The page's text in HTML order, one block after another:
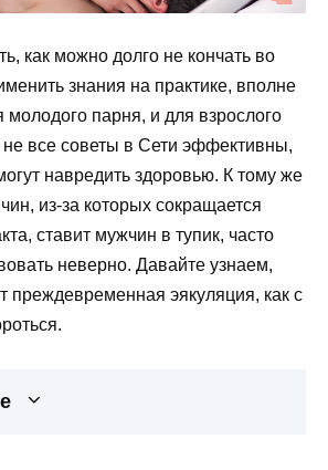
как можно долго не кончать во
знания на практике, вполне
парня, и для взрослого
все советы в Сети эффективны,
навредить здоровью. К тому же
из-за которых сокращается
ставит мужчин в тупик, часто
неверно. Давайте узнаем,
преждевременная эякуляция, как с